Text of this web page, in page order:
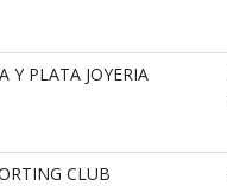
Y PLATA JOYERIA
CLUB